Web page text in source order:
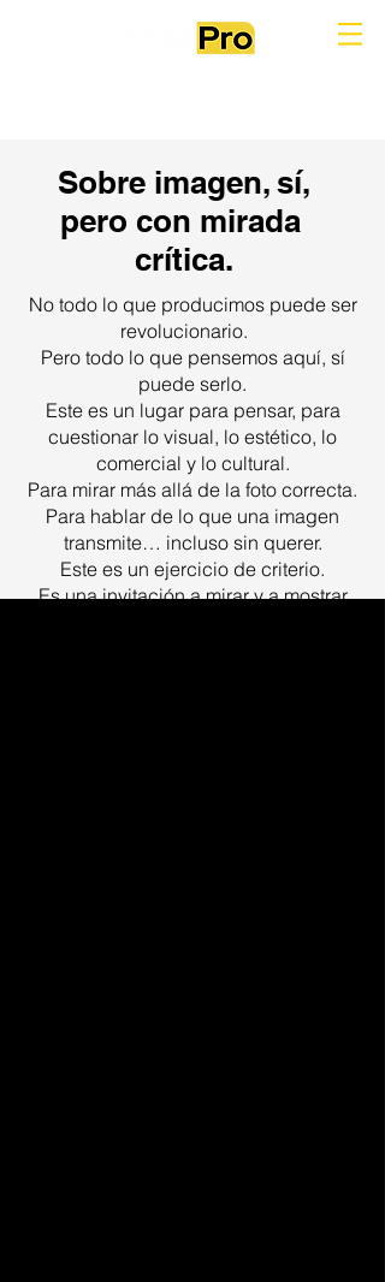
Sobre imagen, sí,
pero con mirada
crítica.
No todo lo que producimos puede ser
revolucionario.
Pero todo lo que pensemos aquí, sí
puede serlo.
Este es un lugar para pensar, para
cuestionar lo visual, lo estético, lo
comercial y lo cultural.
Para mirar más allá de la foto correcta.
Para hablar de lo que una imagen
transmite… incluso sin querer.
Este es un ejercicio de criterio.
Es una invitación a mirar y a mostrar